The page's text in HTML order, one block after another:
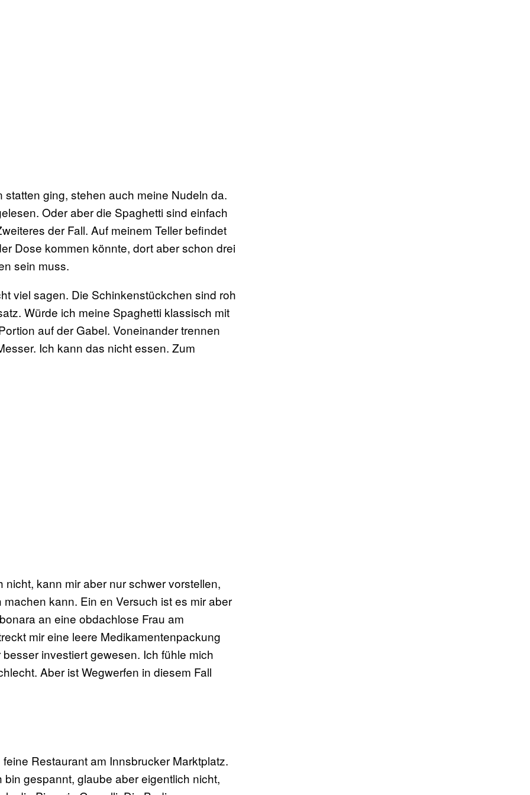
ging, stehen auch meine Nudeln da.
Oder aber die Spaghetti sind einfach
der Fall. Auf meinem Teller befindet
Dose kommen könnte, dort aber schon drei
sein muss.
viel sagen. Die Schinkenstückchen sind roh
Würde ich meine Spaghetti klassisch mit
auf der Gabel. Voneinander trennen
Ich kann das nicht essen. Zum
kann mir aber nur schwer vorstellen,
kann. Ein en Versuch ist es mir aber
an eine obdachlose Frau am
mir eine leere Medikamentenpackung
investiert gewesen. Ich fühle mich
Aber ist Wegwerfen in diesem Fall
Restaurant am Innsbrucker Marktplatz.
bin gespannt, glaube aber eigentlich nicht,